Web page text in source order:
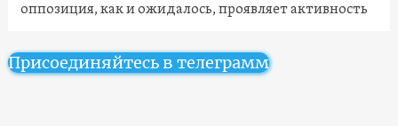
оппозиция, как и ожидалось, проявляет активность
Присоединяйтесь в телеграмм